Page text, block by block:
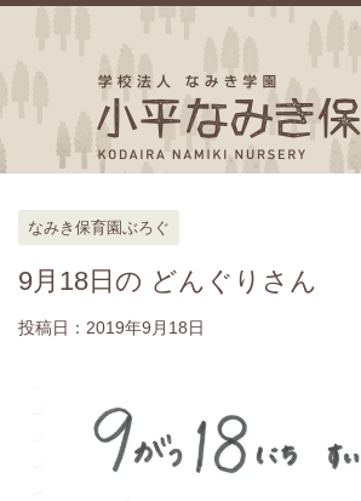
なみき保育園ぶろぐ
9月18日の どんぐりさん
投稿日： 2019年9月18日